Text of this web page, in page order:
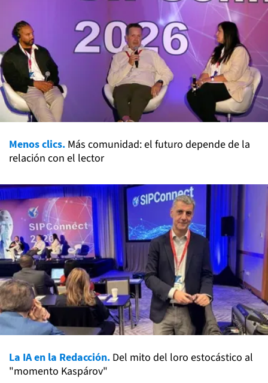
Menos clics. Más comunidad: el futuro depende de la
relación con el lector
La IA en la Redacción. Del mito del loro estocástico al
"momento Kaspárov"